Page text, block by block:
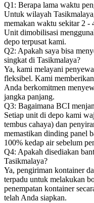
Q1: Berapa lama waktu
Untuk wilayah
memakan waktu sekitar 2 -
Unit dimobilisasi
depo terpusat kami.
Q2: Apakah saya bisa
singkat di Tasikmalaya?
Ya, kami melayani
fleksibel. Kami
Anda berkomitmen
jangka panjang.
Q3: Bagaimana BCI
Setiap unit di depo kami
tembus cahaya) dan
memastikan dinding panel
100% kedap air sebelum
Q4: Apakah disediakan
Tasikmalaya?
Ya, pengiriman kontainer
terpadu untuk melakukan
penempatan kontainer
telah Anda siapkan.